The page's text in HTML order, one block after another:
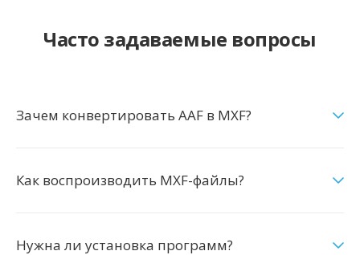
Часто задаваемые вопросы
Зачем конвертировать AAF в MXF?
Как воспроизводить MXF-файлы?
Нужна ли установка программ?